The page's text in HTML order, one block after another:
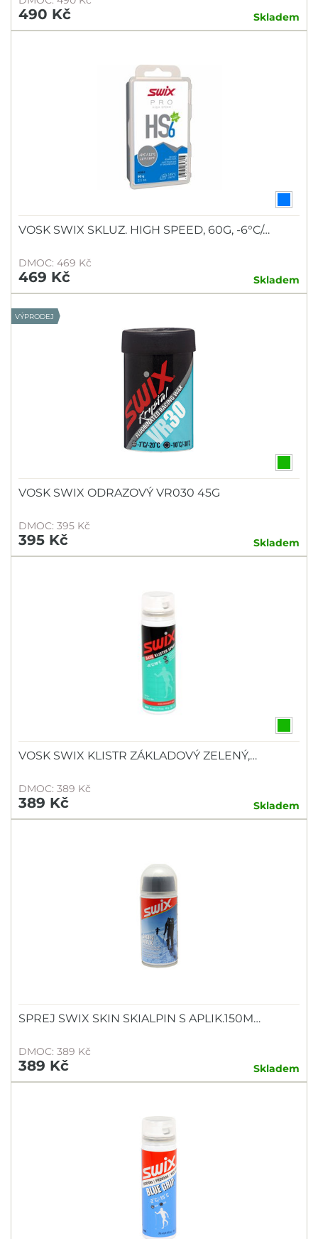
490 Kč Skladem
VOSK SWIX SKLUZ. HIGH SPEED, 60G, -6°C/…
DMOC: 469 Kč
469 Kč Skladem
VÝPRODEJ
VOSK SWIX ODRAZOVÝ VR030 45G
DMOC: 395 Kč
395 Kč Skladem
VOSK SWIX KLISTR ZÁKLADOVÝ ZELENÝ,…
DMOC: 389 Kč
389 Kč Skladem
SPREJ SWIX SKIN SKIALPIN S APLIK.150M…
DMOC: 389 Kč
389 Kč Skladem